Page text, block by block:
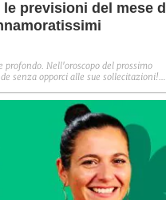
previsioni del mese
Nell'oroscopo del prossimo
senza opporci alle sue sollecitazioni!